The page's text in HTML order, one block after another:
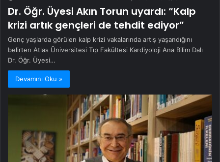
Dr. Öğr. Üyesi Akın Torun uyardı: “Kalp
krizi artık gençleri de tehdit ediyor”
Genç yaşlarda görülen kalp krizi vakalarında artış yaşandığını
belirten Atlas Üniversitesi Tıp Fakültesi Kardiyoloji Ana Bilim Dalı
Dr. Öğr. Üyesi…
Devamını Oku »